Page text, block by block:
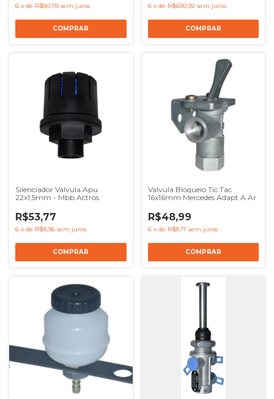
6 x de R$80,78 sem juros 6 x de R$600,92 sem juros
Silenciador Valvula Apu
22x1,5mm - Mbb Actros
R$53,77
6 x de R$8,96 sem juros
Valvula Bloqueio Tic Tac
16x16mm Mercedes Adapt A Ar
R$48,99
6 x de R$8,17 sem juros